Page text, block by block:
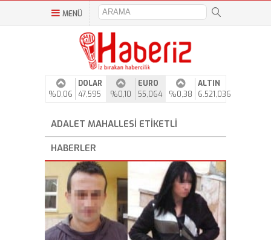
MENÜ
%0,06
DOLAR
47,595
%0,10
EURO
55,064
%0,38
ALTIN
6.521,036
ADALET MAHALLESI ETIKETLI
HABERLER